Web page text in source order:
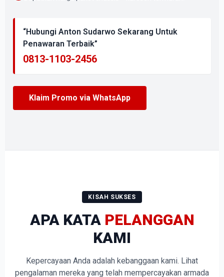
“Hubungi Anton Sudarwo Sekarang Untuk
Penawaran Terbaik”
0813-1103-2456
Klaim Promo via WhatsApp
KISAH SUKSES
APA KATA PELANGGAN
KAMI
Kepercayaan Anda adalah kebanggaan kami. Lihat
pengalaman mereka yang telah mempercayakan armada